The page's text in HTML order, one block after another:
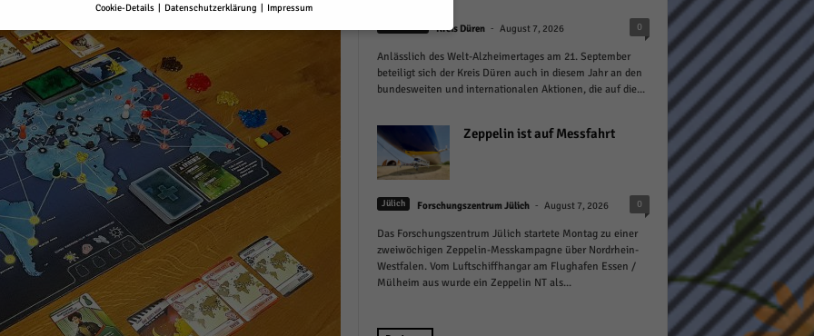
Kreis Düren - August 7, 2026 0
Anlässlich des Welt-Alzheimertages am 21. September
beteiligt sich der Kreis Düren auch in diesem Jahr an den
bundesweiten und internationalen Aktionen, die auf die...
Zeppelin ist auf Messfahrt
Jülich Forschungszentrum Jülich - August 7, 2026 0
Das Forschungszentrum Jülich startete Montag zu einer
zweiwöchigen Zeppelin-Messkampagne über Nordrhein-
Westfalen. Vom Luftschiffhangar am Flughafen Essen /
Mülheim aus wurde ein Zeppelin NT als...
Cookie-Details Datenschutzerklärung Impressum
Datenschutzeinstellungen
unter 16 Jahre alt sind und Ihre Zustimmung zu freiwilligen Diensten geben
müssen Sie Ihre Erziehungsberechtigten um Erlaubnis bitten.
Cookies und andere Technologien auf unserer Website. Einige von ihnen
während andere uns helfen, diese Website und Ihre Erfahrung zu
Personenbezogene Daten können verarbeitet werden (z. B. IP-Adressen), z.
personalisierte Anzeigen und Inhalte oder Anzeigen- und Inhaltsmessung.
Informationen über die Verwendung Ihrer Daten finden Sie in unserer
.
Sie eine Übersicht über alle verwendeten Cookies. Sie können Ihre
zu ganzen Kategorien geben oder sich weitere Informationen anzeigen
und so nur bestimmte Cookies auswählen.
akzeptieren
und weiter